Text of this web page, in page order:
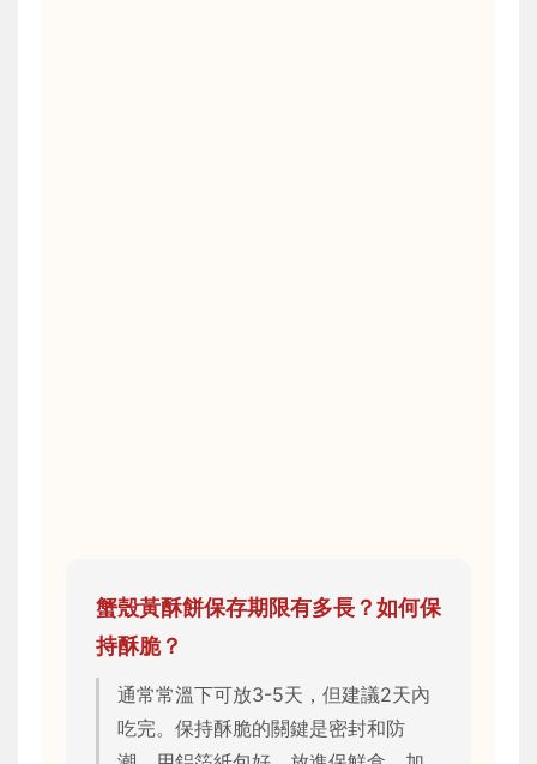
蟹殼黃酥餅保存期限有多長？如何保
持酥脆？
通常常溫下可放3-5天，但建議2天內
吃完。保持酥脆的關鍵是密封和防